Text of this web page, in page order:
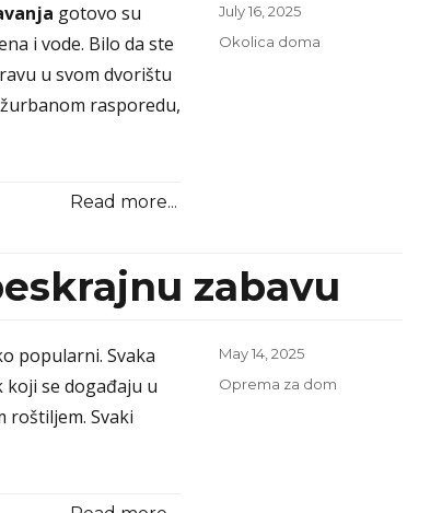
gotovo su
i vode. Bilo da ste
u svom dvorištu
rasporedu,
Read more...
Posted
on
July 16, 2025
Categories
Okolica doma
zabavu
popularni. Svaka
se događaju u
Svaki
Posted
May 14, 2025
Categories
Oprema za dom